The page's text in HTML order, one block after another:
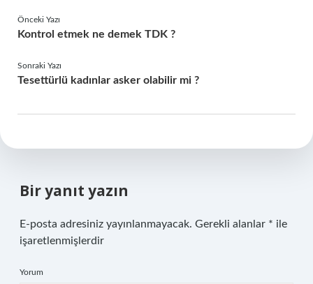
Önceki Yazı
Kontrol etmek ne demek TDK ?
Sonraki Yazı
Tesettürlü kadınlar asker olabilir mi ?
Bir yanıt yazın
E-posta adresiniz yayınlanmayacak. Gerekli alanlar * ile
işaretlenmişlerdir
Yorum